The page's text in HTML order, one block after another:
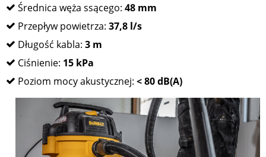
Średnica węża ssącego: 48 mm
Przepływ powietrza: 37,8 l/s
Długość kabla: 3 m
Ciśnienie: 15 kPa
Poziom mocy akustycznej: < 80 dB(A)